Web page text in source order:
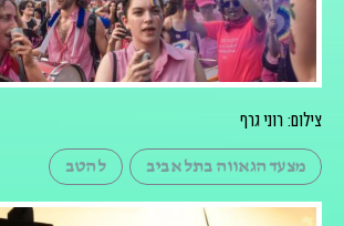
צילום: רוני גרף
מצעד הגאווה בתל אביב להטב